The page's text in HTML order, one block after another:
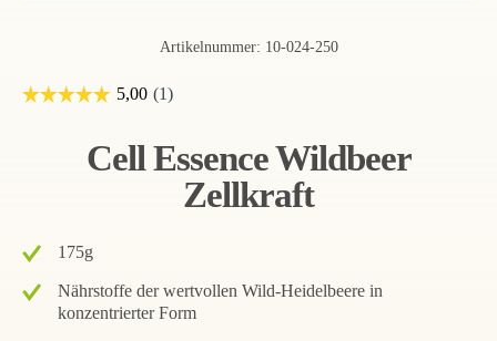
Artikelnummer: 10-024-250
Cell Essence Wildbeer
Zellkraft
175g
Nährstoffe der wertvollen Wild-Heidelbeere in
konzentrierter Form